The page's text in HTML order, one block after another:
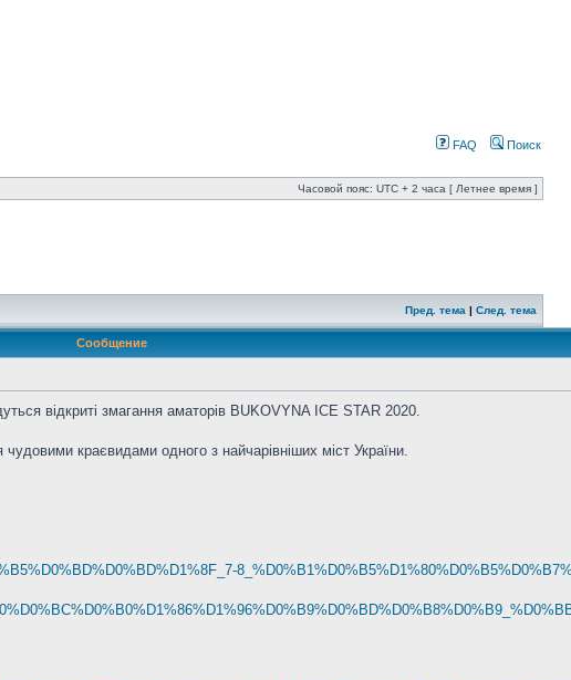
FAQ
Поиск
Часовой пояс: UTC + 2 часа [ Летнее время ]
Пред. тема | След. тема
Сообщение
відкриті змагання аматорів BUKOVYNA ICE STAR 2020.
краєвидами одного з найчарівніших міст України.